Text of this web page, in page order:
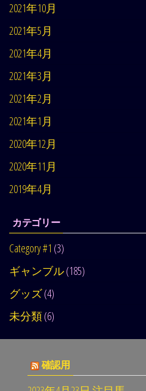
2021年10月
2021年5月
2021年4月
2021年3月
2021年2月
2021年1月
2020年12月
2020年11月
2019年4月
カテゴリー
Category #1 (3)
ギャンブル(185)
グッズ(4)
未分類(6)
確認用